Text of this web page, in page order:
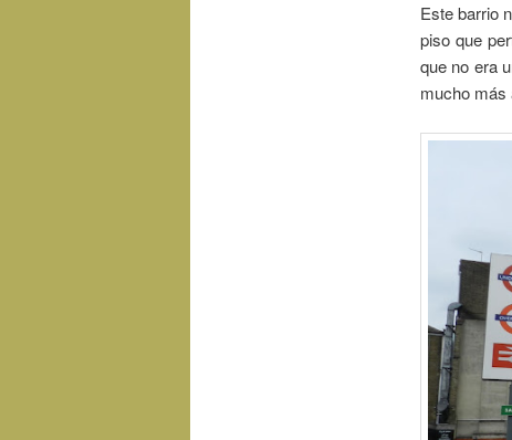
Este barrio
piso que
que no era
mucho más